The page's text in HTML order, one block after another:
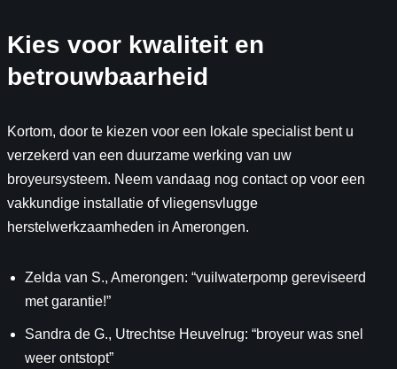
Kies voor kwaliteit en
betrouwbaarheid
Kortom, door te kiezen voor een lokale specialist bent u
verzekerd van een duurzame werking van uw
broyeursysteem. Neem vandaag nog contact op voor een
vakkundige installatie of vliegensvlugge
herstelwerkzaamheden in Amerongen.
Zelda van S., Amerongen: “vuilwaterpomp gereviseerd
met garantie!”
Sandra de G., Utrechtse Heuvelrug: “broyeur was snel
weer ontstopt”